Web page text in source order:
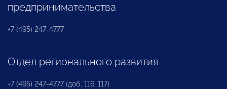
предпринимательства
+7 (495) 247-4777
Отдел регионального развития
+7 (495) 247-4777 (доб. 116, 117)